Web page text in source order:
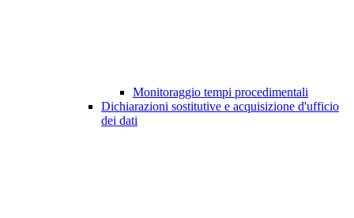
Monitoraggio tempi procedimentali
Dichiarazioni sostitutive e acquisizione d'ufficio
dei dati